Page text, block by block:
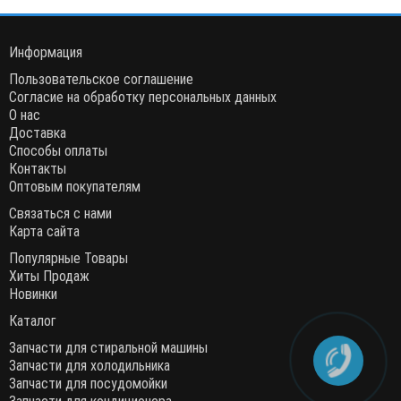
Информация
Пользовательское соглашение
Согласие на обработку персональных данных
О нас
Доставка
Способы оплаты
Контакты
Оптовым покупателям
Связаться с нами
Карта сайта
Популярные Товары
Хиты Продаж
Новинки
Каталог
Запчасти для стиральной машины
Запчасти для холодильника
Запчасти для посудомойки